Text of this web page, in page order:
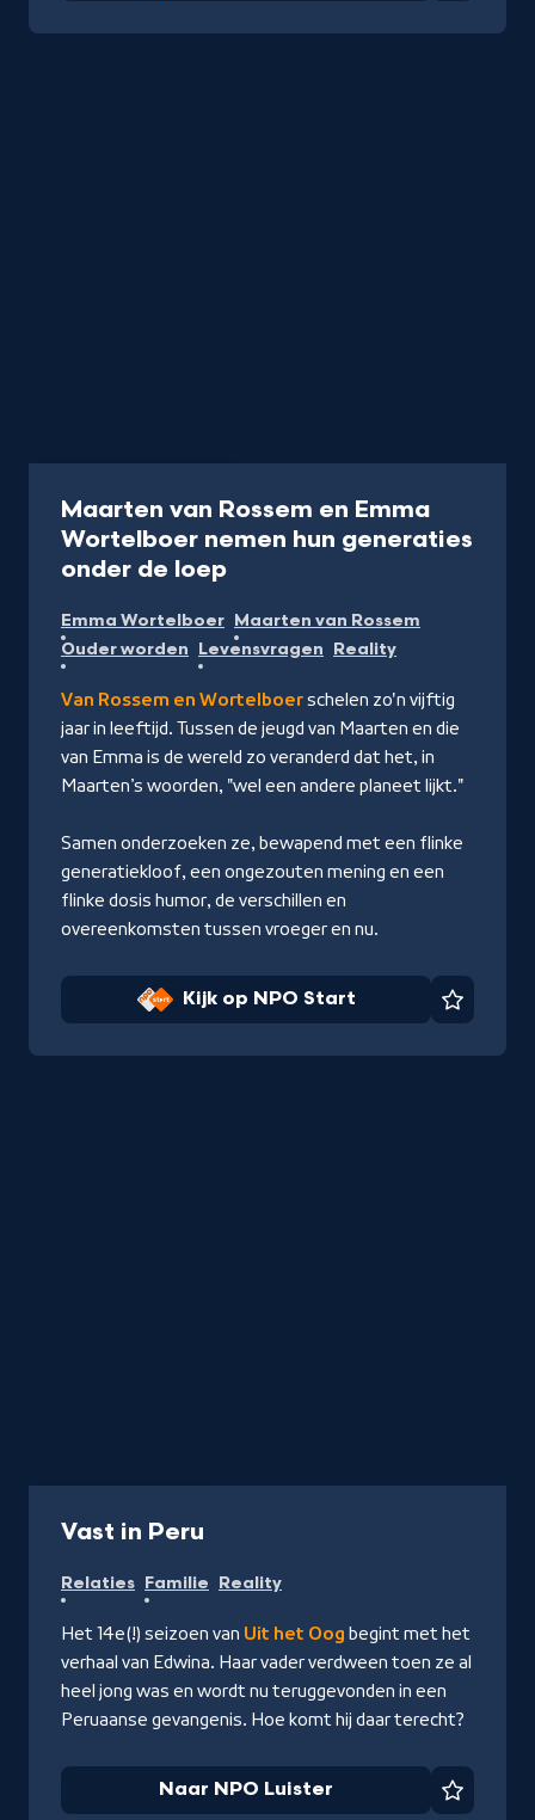
Maarten van Rossem en Emma
Wortelboer nemen hun generaties
onder de loep-
op
NPO
Start
Emma Wortelboer Maarten van Rossem
Ouder worden Levensvragen Reality
Van Rossem en Wortelboerschelen zo'n vijftig
jaar in leeftijd. Tussen de jeugd van Maarten en die
van Emma is de wereld zo veranderd dat het, in
Maarten’s woorden, "wel een andere planeet lijkt."
Samen onderzoeken ze, bewapend met een flinke
generatiekloof, een ongezouten mening en een
flinke dosis humor, de verschillen en
overeenkomsten tussen vroeger en nu.
Kijk op NPO Start
Vast in Peru
NPO
Luister
Relaties Familie Reality
Het 14e(!) seizoen van Uit het Oog begint met het
verhaal van Edwina. Haar vader verdween toen ze al
heel jong was en wordt nu teruggevonden in een
Peruaanse gevangenis. Hoe komt hij daar terecht?
Naar NPO Luister